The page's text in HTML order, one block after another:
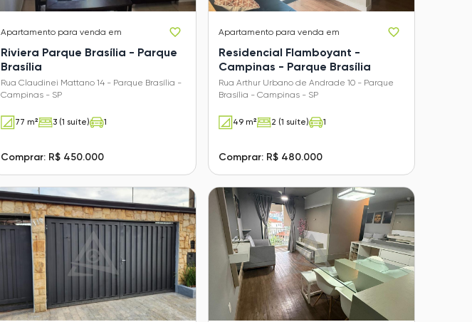
Apartamento para venda em
Riviera Parque Brasília - Parque
Brasília
Rua Claudinei Mattano 14 - Parque Brasília -
Campinas - SP
77 m² 3 (1 suíte) 1
Comprar: R$ 450.000
Apartamento para venda em
Residencial Flamboyant -
Campinas - Parque Brasília
Rua Arthur Urbano de Andrade 10 - Parque
Brasília - Campinas - SP
49 m² 2 (1 suíte) 1
Comprar: R$ 480.000